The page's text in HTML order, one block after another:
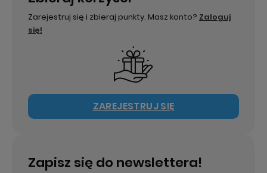
Zarejestruj się i zbieraj punkty. Masz konto? Zaloguj
się!
ZAREJESTRUJ SIĘ
Zapisz się do newslettera!